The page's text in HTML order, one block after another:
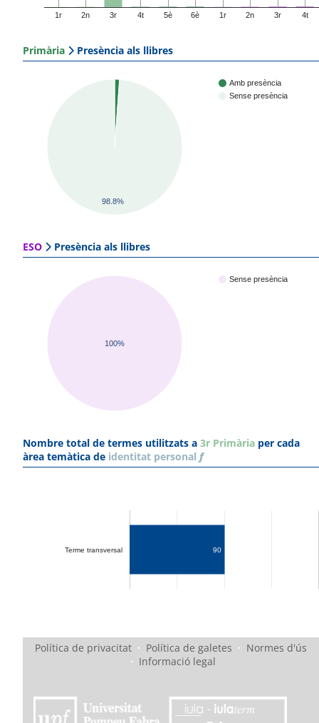
1r 2n 3r 4t 5è 6è 1r 2n 3r 4t
Primària Presència als llibres
Amb presència
Sense presència
98.8%
ESO Presència als llibres
Sense presència
100%
Nombre total de termes utilitzats a 3r Primària per cada
àrea temàtica de identitat personal f
Terme transversal 90
Política de privacitat · Política de galetes · Normes d'ús
· Informació legal